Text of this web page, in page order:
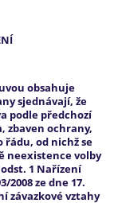
obsahuje
sjednávají, že
podle předchozí
zbaven ochrany,
od nichž se
neexistence volby
1 Nařízení
2008 ze dne 17.
závazkové vztahy